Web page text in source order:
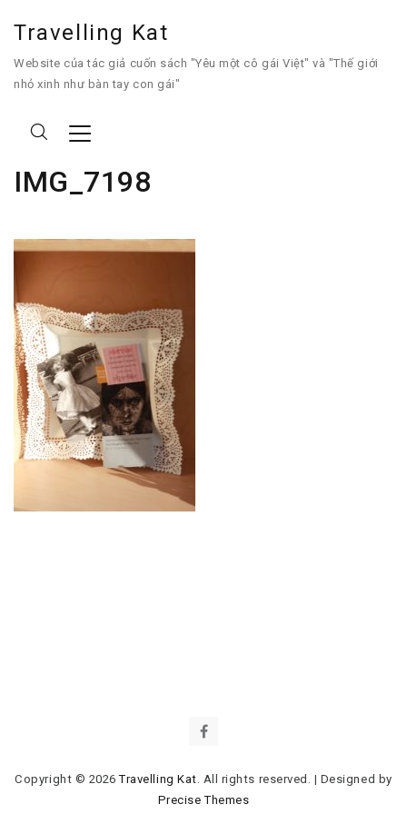
Travelling Kat
Website của tác giả cuốn sách "Yêu một cô gái Việt" và "Thế giới
nhỏ xinh như bàn tay con gái"
IMG_7198
Copyright © 2026Travelling Kat. All rights reserved. | Designed by
Precise Themes